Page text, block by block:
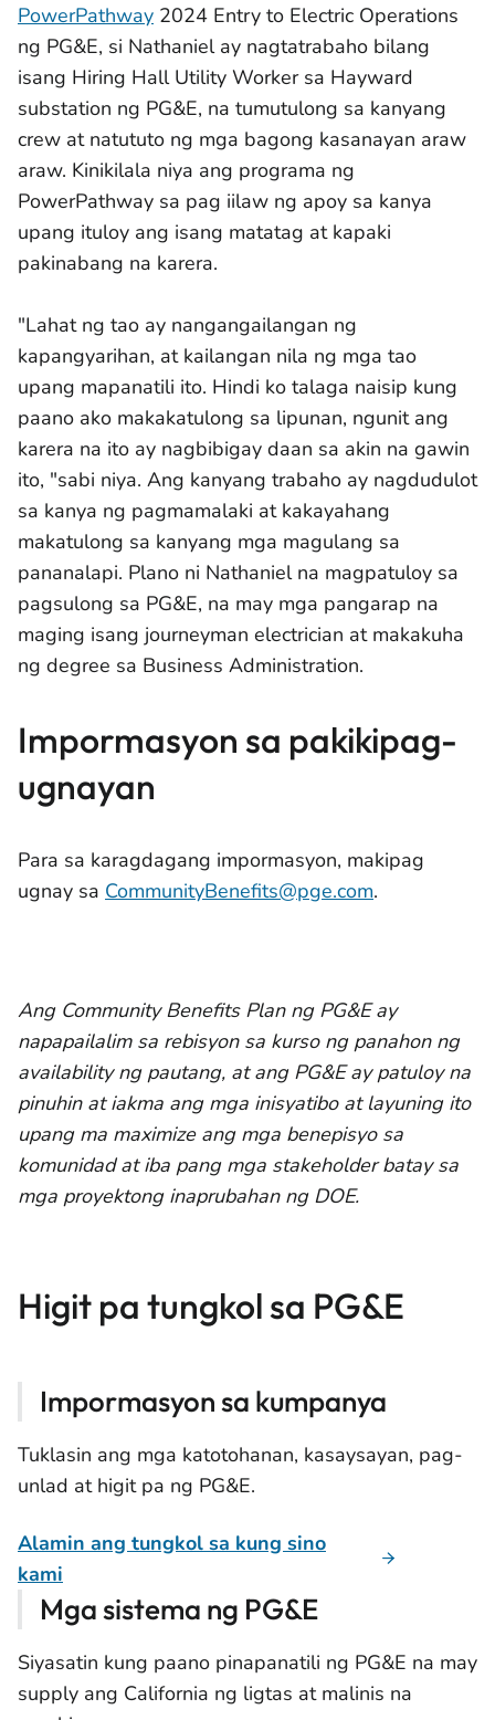
PowerPathway 2024 Entry to Electric Operations
ng PG&E, si Nathaniel ay nagtatrabaho bilang
isang Hiring Hall Utility Worker sa Hayward
substation ng PG&E, na tumutulong sa kanyang
crew at natututo ng mga bagong kasanayan araw
araw. Kinikilala niya ang programa ng
PowerPathway sa pag iilaw ng apoy sa kanya
upang ituloy ang isang matatag at kapaki
pakinabang na karera.
"Lahat ng tao ay nangangailangan ng
kapangyarihan, at kailangan nila ng mga tao
upang mapanatili ito. Hindi ko talaga naisip kung
paano ako makakatulong sa lipunan, ngunit ang
karera na ito ay nagbibigay daan sa akin na gawin
ito, "sabi niya. Ang kanyang trabaho ay nagdudulot
sa kanya ng pagmamalaki at kakayahang
makatulong sa kanyang mga magulang sa
pananalapi. Plano ni Nathaniel na magpatuloy sa
pagsulong sa PG&E, na may mga pangarap na
maging isang journeyman electrician at makakuha
ng degree sa Business Administration.
Impormasyon sa pakikipag-
ugnayan
Para sa karagdagang impormasyon, makipag
ugnay sa CommunityBenefits@pge.com.
Ang Community Benefits Plan ng PG&E ay
napapailalim sa rebisyon sa kurso ng panahon ng
availability ng pautang, at ang PG&E ay patuloy na
pinuhin at iakma ang mga inisyatibo at layuning ito
upang ma maximize ang mga benepisyo sa
komunidad at iba pang mga stakeholder batay sa
mga proyektong inaprubahan ng DOE.
Higit pa tungkol sa PG&E
Impormasyon sa kumpanya
Tuklasin ang mga katotohanan, kasaysayan, pag-
unlad at higit pa ng PG&E.
Alamin ang tungkol sa kung sino
kami
Mga sistema ng PG&E
Siyasatin kung paano pinapanatili ng PG&E na may
supply ang California ng ligtas at malinis na